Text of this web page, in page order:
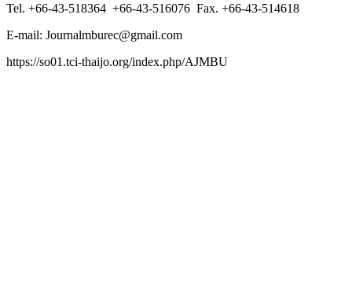
Tel. +66-43-518364 +66-43-516076 Fax. +66-43-514618
E-mail: Journalmburec@gmail.com
https://so01.tci-thaijo.org/index.php/AJMBU